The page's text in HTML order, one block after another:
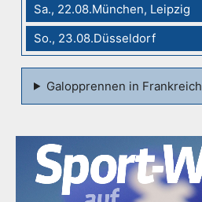
Sa., 22.08.München, Leipzig
So., 23.08.Düsseldorf
Galopprennen in Frankreich